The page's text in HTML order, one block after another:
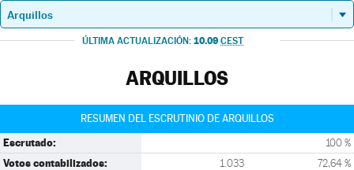
ÚLTIMA ACTUALIZACIÓN: 10.09 CEST
ARQUILLOS
RESUMEN DEL ESCRUTINIO DE ARQUILLOS
Escrutado: 100 %
Votos contabilizados: 1.033 72,64 %